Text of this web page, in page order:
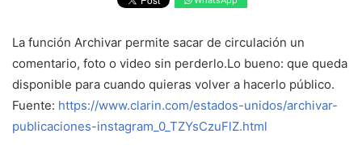
La función Archivar permite sacar de circulación un
comentario, foto o video sin perderlo.Lo bueno: que queda
disponible para cuando quieras volver a hacerlo público.
Fuente: https://www.clarin.com/estados-unidos/archivar-
publicaciones-instagram_0_TZYsCzuFlZ.html